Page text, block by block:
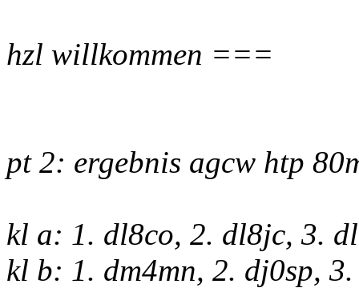
hzl willkommen ===
pt 2: ergebnis agcw htp
kl a: 1. dl8co, 2. dl8jc, 3.
kl b: 1. dm4mn, 2. dj0sp,